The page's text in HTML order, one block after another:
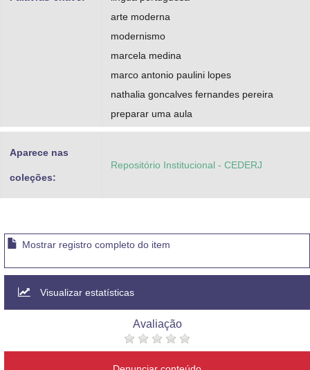
arte moderna
modernismo
marcela medina
marco antonio paulini lopes
nathalia goncalves fernandes pereira
preparar uma aula
Aparece nas
coleções:
Repositório Institucional - CEDERJ
Mostrar registro completo do item
Visualizar estatísticas
Avaliação